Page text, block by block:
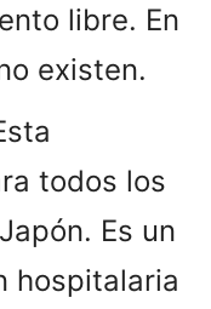
libre. En
existen.
todos los
Es un
hospitalaria